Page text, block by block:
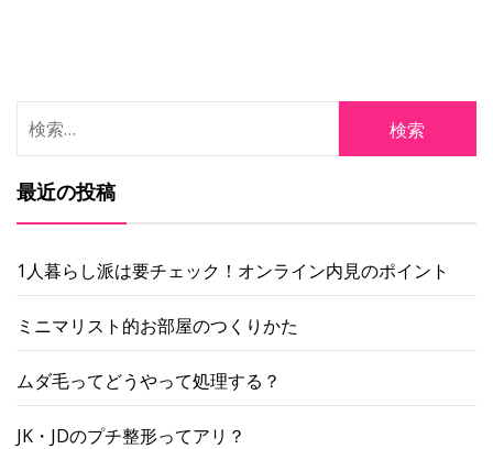
索:
最近の投稿
1人暮らし派は要チェック！オンライン内見のポイント
ミニマリスト的お部屋のつくりかた
ムダ毛ってどうやって処理する？
JK・JDのプチ整形ってアリ？